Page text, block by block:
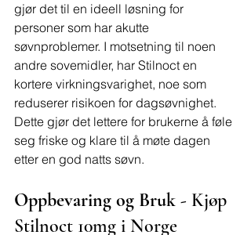
gjør det til en ideell løsning for
personer som har akutte
søvnproblemer. I motsetning til noen
andre sovemidler, har Stilnoct en
kortere virkningsvarighet, noe som
reduserer risikoen for dagsøvnighet.
Dette gjør det lettere for brukerne å føle
seg friske og klare til å møte dagen
etter en god natts søvn.
Oppbevaring og Bruk - Kjøp
Stilnoct 10mg i Norge